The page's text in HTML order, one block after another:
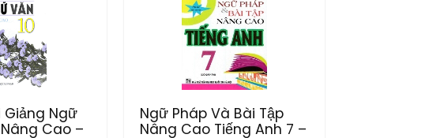
Giảng Ngữ
Nâng Cao –
Ngữ Pháp Và Bài Tập
Nâng Cao Tiếng Anh 7 –